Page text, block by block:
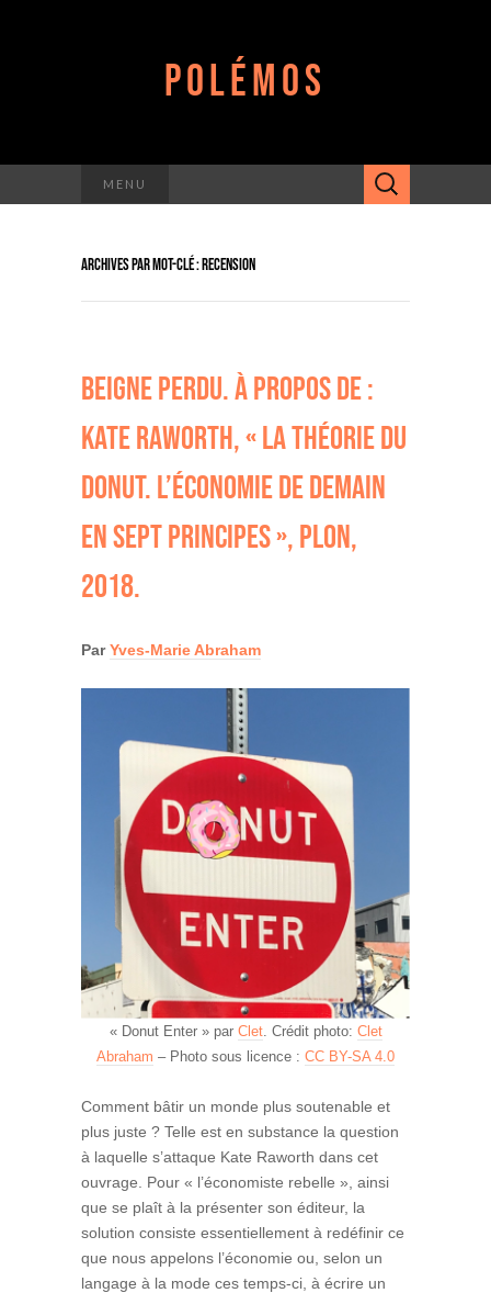
POLÉMOS
MENU Rechercher :
ARCHIVES PAR MOT-CLÉ : RECENSION
BEIGNE PERDU. À PROPOS DE :
KATE RAWORTH, « LA THÉORIE DU
DONUT. L’ÉCONOMIE DE DEMAIN
EN SEPT PRINCIPES », PLON,
2018.
ParYves-Marie Abraham
« Donut Enter » par Clet. Crédit photo: Clet
Abraham – Photo sous licence : CC BY-SA 4.0
Comment bâtir un monde plus soutenable et
plus juste ? Telle est en substance la question
à laquelle s’attaque Kate Raworth dans cet
ouvrage. Pour « l’économiste rebelle », ainsi
que se plaît à la présenter son éditeur, la
solution consiste essentiellement à redéfinir ce
que nous appelons l’économie ou, selon un
langage à la mode ces temps-ci, à écrire un